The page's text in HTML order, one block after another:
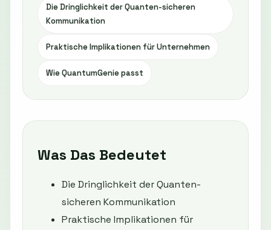
Die Dringlichkeit der Quanten-sicheren
Kommunikation
Praktische Implikationen für Unternehmen
Wie QuantumGenie passt
Was Das Bedeutet
Die Dringlichkeit der Quanten-
sicheren Kommunikation
Praktische Implikationen für